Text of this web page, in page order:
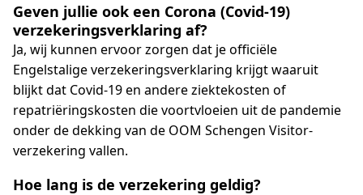
Geven jullie ook een Corona (Covid-19)
verzekeringsverklaring af?
Ja, wij kunnen ervoor zorgen dat je officiële
Engelstalige verzekeringsverklaring krijgt waaruit
blijkt dat Covid-19 en andere ziektekosten of
repatriëringskosten die voortvloeien uit de pandemie
onder de dekking van de OOM Schengen Visitor-
verzekering vallen.
Hoe lang is de verzekering geldig?